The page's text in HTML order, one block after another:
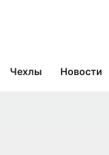
Чехлы Новости